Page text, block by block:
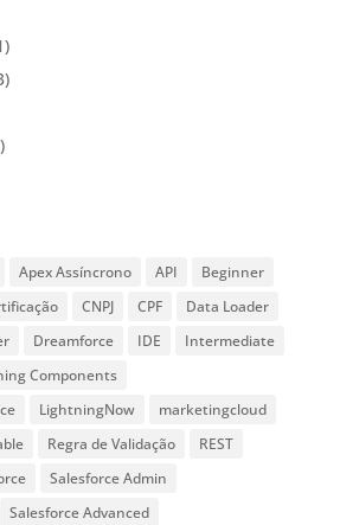
Apex Assíncrono API
Beginner
CNPJ CPF
Data Loader
Dreamforce IDE
Intermediate
Components
LightningNow
marketingcloud
Regra de Validação
REST
Salesforce Admin
Salesforce Advanced